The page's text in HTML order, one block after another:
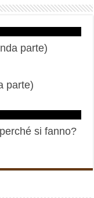
parte)
parte)
si fanno?